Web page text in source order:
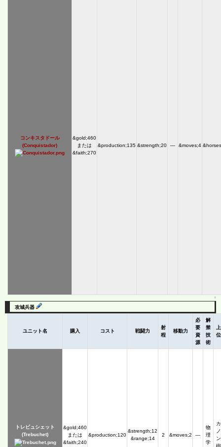
コンキスタドール
(Conquistador)
&gold;460
または
&faith;270
&production;135 &strength;20 ― &moves;4
↑
攻城兵器
ユニット名 購入 コスト 戦闘力
射
程
移動力
必
要
資
源
解
禁
技
術
上
位
トレビュシェット
(Trebuchet)
&gold;460
または
&faith;240
&production;120
&strength;12
&range;14
2 &moves;2 ―
物
理
学
カ
ノ
ン